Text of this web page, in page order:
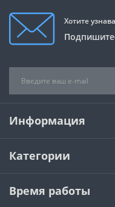
Хотите
Информация
Категории
Время работы